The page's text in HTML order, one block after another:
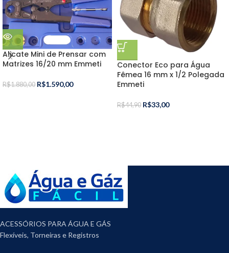
Alicate Mini de Prensar com
Matrizes 16/20 mm Emmeti
R$1.880,00 R$1.590,00
Conector Eco para Água
Fêmea 16 mm x 1/2 Polegada
Emmeti
R$44,90 R$33,00
ACESSÓRIOS PARA ÁGUA E GÁS
Flexíveis, Torneiras e Registros